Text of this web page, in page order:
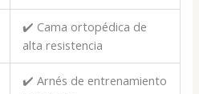
✔️ Cama ortopédica de
alta resistencia
✔️ Arnés de entrenamiento